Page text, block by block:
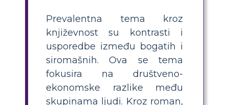
Prevalentna tema kroz
književnost su kontrasti i
usporedbe između bogatih i
siromašnih. Ova se tema
fokusira na društveno-
ekonomske razlike među
skupinama ljudi. Kroz roman,